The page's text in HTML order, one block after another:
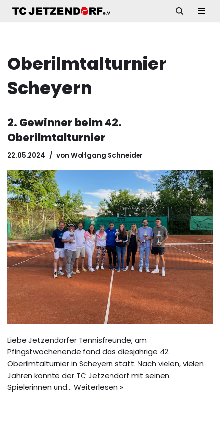
Oberilmtalturnier
Scheyern
2. Gewinner beim 42.
Oberilmtalturnier
22.05.2024 von Wolfgang Schneider
Liebe Jetzendorfer Tennisfreunde, am
Pfingstwochenende fand das diesjährige 42.
Oberilmtalturnier in Scheyern statt. Nach vielen, vielen
Jahren konnte der TC Jetzendorf mit seinen
Spielerinnen und… Weiterlesen »